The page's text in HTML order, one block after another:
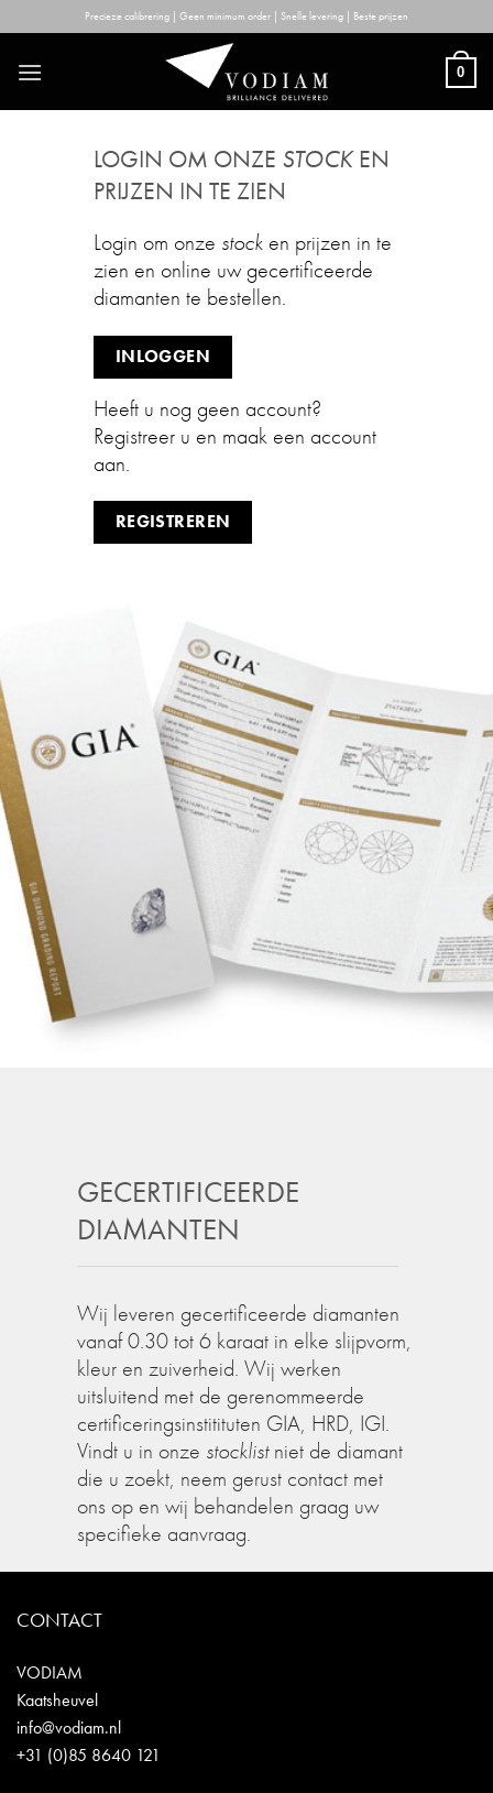
to
content
Precieze calibrering | Geen minimum order | Snelle levering | Beste prijzen
0
LOGIN OM ONZE STOCKEN
PRIJZEN IN TE ZIEN
Login om onze stock en prijzen in te
zien en online uw gecertificeerde
diamanten te bestellen.
INLOGGEN
Heeft u nog geen account?
Registreer u en maak een account
aan.
REGISTREREN
GECERTIFICEERDE
DIAMANTEN
Wij leveren gecertificeerde diamanten
vanaf 0.30 tot 6 karaat in elke slijpvorm,
kleur en zuiverheid. Wij werken
uitsluitend met de gerenommeerde
certificeringsinstitituten GIA, HRD, IGI.
Vindt u in onze stocklistniet de diamant
die u zoekt, neem gerust contact met
ons op en wij behandelen graag uw
specifieke aanvraag.
CONTACT
VODIAM
Kaatsheuvel
info@vodiam.nl
+31 (0)85 8640 121